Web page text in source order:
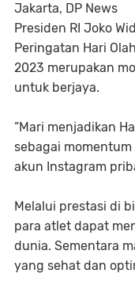
Jakarta, DP News
Presiden RI Joko
Peringatan Hari
2023 merupakan
untuk berjaya.
“Mari menjadikan
sebagai momentum
akun Instagram
Melalui prestasi di
para atlet dapat
dunia. Sementara
yang sehat dan